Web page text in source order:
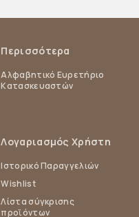
Περισσότερα
Αλφαβητικό Ευρετήριο
Κατασκευαστών
Λογαριασμός Χρήστη
Ιστορικό Παραγγελιών
Wishlist
Λίστα σύγκρισης
προϊόντων